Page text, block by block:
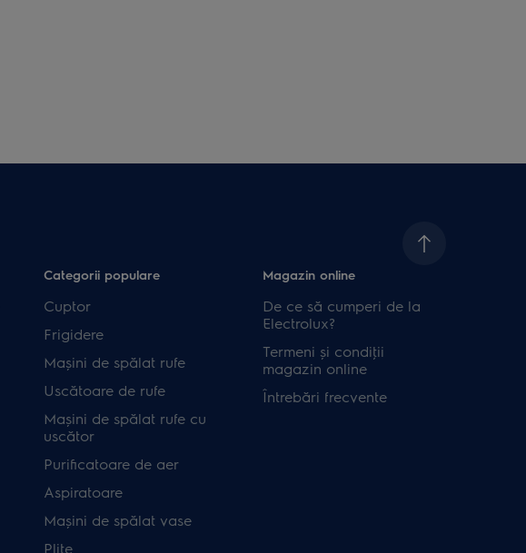
Categorii populare
Cuptor
Frigidere
Mașini de spălat rufe
Uscătoare de rufe
Mașini de spălat rufe cu
uscător
Purificatoare de aer
Aspiratoare
Mașini de spălat vase
Plite
Magazin online
De ce să cumperi de la
Electrolux?
Termeni și condiţii
magazin online
Întrebări frecvente